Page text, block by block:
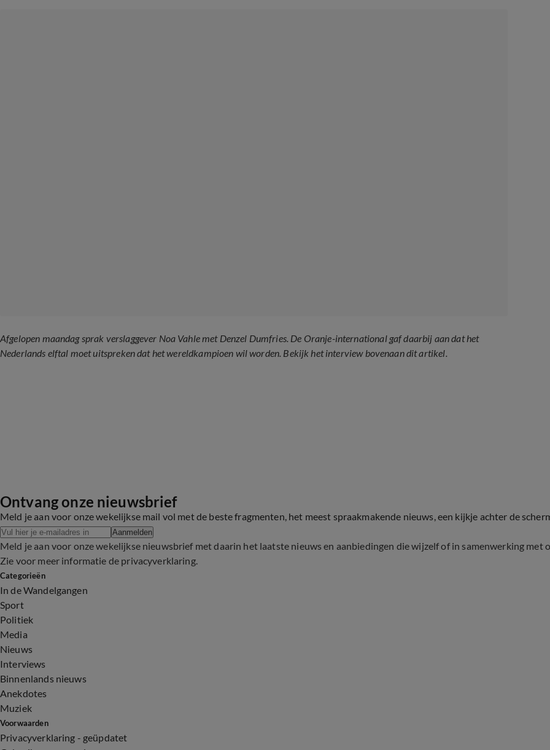
Afgelopen maandag sprak verslaggever Noa Vahle met Denzel Dumfries. De Oranje-international gaf daarbij aan dat het
Nederlands elftal moet uitspreken dat het wereldkampioen wil worden. Bekijk het interview bovenaan dit artikel.
Ontvang onze nieuwsbrief
Meld je aan voor onze wekelijkse mail vol met de beste fragmenten, het meest spraakmakende nieuws, een kijkje achter de
Aanmelden
Meld je aan voor onze wekelijkse nieuwsbrief met daarin het laatste nieuws en aanbiedingen die wijzelf of in samenwerking
Zie voor meer informatie de privacyverklaring.
Categorieën
In de Wandelgangen
Sport
Politiek
Media
Nieuws
Interviews
Binnenlands nieuws
Anekdotes
Muziek
Voorwaarden
Privacyverklaring - geüpdatet